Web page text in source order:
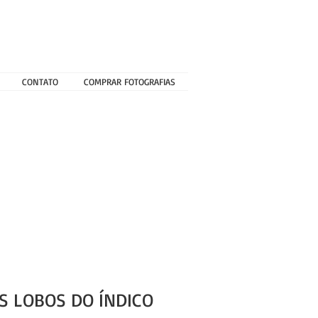
CONTATO COMPRAR FOTOGRAFIAS
LOBOS DO ÍNDICO